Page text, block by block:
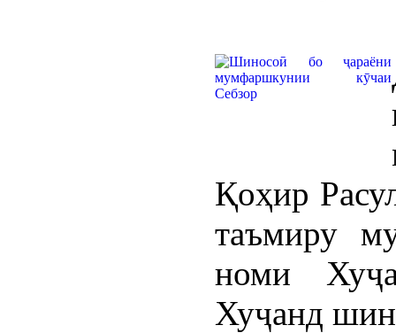
Қоҳир
таъмиру
номи
Хуҷанд